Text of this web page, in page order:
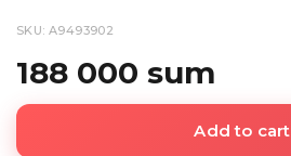
SKU: A9493902
188 000 sum
Add to cart